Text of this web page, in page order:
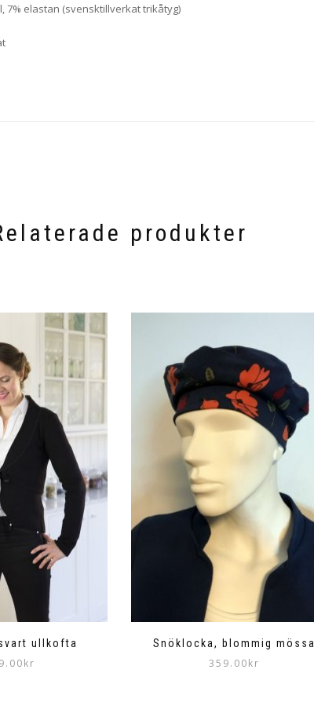
7% elastan (svensktillverkat trikåtyg)
produkter
ullkofta
kr
Snöklocka, blommig mössa
359.00kr